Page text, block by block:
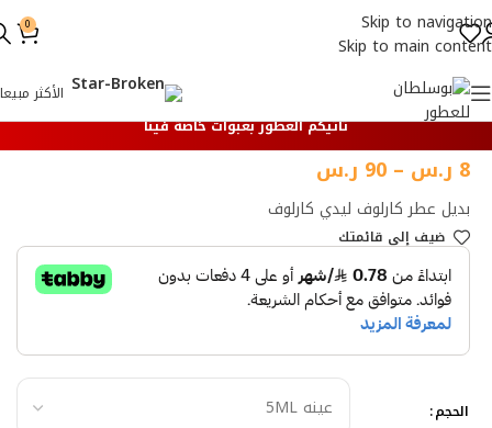
Skip to navigation
Skip to main content
0
الأكثر مبيعا
تأتيكم العطور بعبوات خاصة فينا
بديل عطر كارلوف ليدي كارلوف
8 ر.س –
90 ر.س
ضيف إلي قائمتك
الحجم